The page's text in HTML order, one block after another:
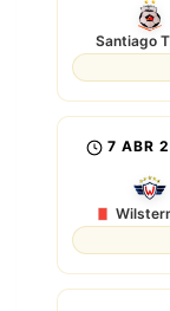
Santiago
7 ABR